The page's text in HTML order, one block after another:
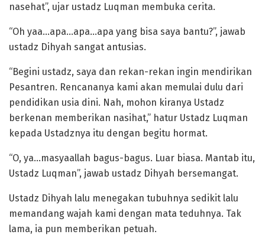
nasehat”, ujar ustadz Luqman membuka cerita.
“Oh yaa…apa…apa…apa yang bisa saya bantu?”, jawab
ustadz Dihyah sangat antusias.
“Begini ustadz, saya dan rekan-rekan ingin mendirikan
Pesantren. Rencananya kami akan memulai dulu dari
pendidikan usia dini. Nah, mohon kiranya Ustadz
berkenan memberikan nasihat,” hatur Ustadz Luqman
kepada Ustadznya itu dengan begitu hormat.
“O, ya…masyaallah bagus-bagus. Luar biasa. Mantab itu,
Ustadz Luqman”, jawab ustadz Dihyah bersemangat.
Ustadz Dihyah lalu menegakan tubuhnya sedikit lalu
memandang wajah kami dengan mata teduhnya. Tak
lama, ia pun memberikan petuah.